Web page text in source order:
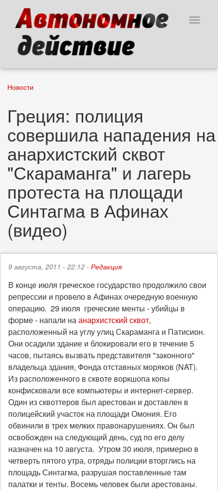
основному
содержанию
Toggle
Новости
Греция: полиция
совершила нападения на
анархистский сквот
"Скараманга" и лагерь
протеста на площади
Синтагма в Афинах
(видео)
9 августа, 2011 - 22:12 - Редакция
В конце июля греческое государство продолжило свои
репрессии и провело в Афинах очередную военную
операцию. 29 июля греческие менты - убийцы в
форме - напали наанархистский сквот,
расположенный на углу улиц Скараманга и Патисион.
Они осадили здание и блокировали его в течение 5
часов, пытаясь вызвать представителя "законного"
владельца здания, Фонда отставных моряков (NAT).
Из расположенного в сквоте воркшопа копы
конфисковали все компьютеры и интернет-сервер.
Один из сквоттеров был арестован и доставлен в
полицейский участок на площади Омония. Его
обвинили в трех мелких правонарушениях. Он был
освобожден на следующий день, суд по его делу
назначен на 10 августа. Утром 30 июля, примерно в
четверть пятого утра, отряды полиции вторглись на
площадь Синтагма, разрушая поставленные там
палатки и тенты. Восемь человек были арестованы.